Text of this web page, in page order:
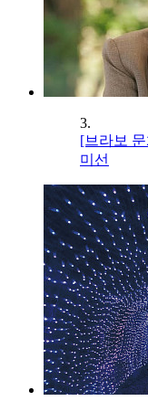
3.
[브라보
미선